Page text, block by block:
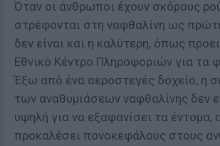
Όταν οι άνθρωποι έχουν σκόρους
στρέφονται στη ναφθαλίνη ως
δεν είναι και η καλύτερη, όπως
Εθνικό Κέντρο Πληροφοριών για τα
Έξω από ένα αεροστεγές δοχείο, η
των αναθυμιάσεων ναφθαλίνης δεν
υψηλή για να εξαφανίσει τα έντομα,
προκαλέσει πονοκεφάλους στους